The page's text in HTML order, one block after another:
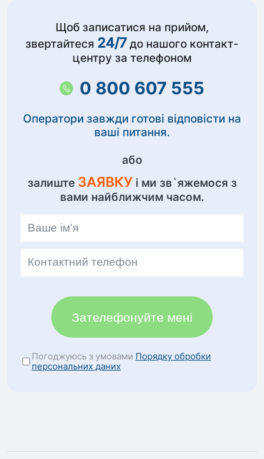
Щоб записатися на прийом,
звертайтеся 24/7 до нашого контакт-
центру за телефоном
0 800 607 555
Оператори завжди готові відповісти на
ваші питання.
або
залиште ЗАЯВКУ і ми зв`яжемося з
вами найближчим часом.
Зателефонуйте мені
Погоджуюсь з умовами Порядку обробки
персональних даних